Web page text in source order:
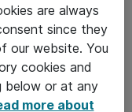
are always
since they
our website. You
cookies and
below or at any
more about